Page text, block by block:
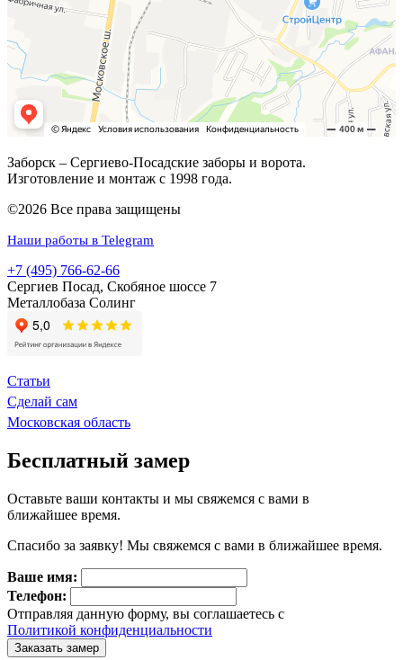
Заборск – Сергиево-Посадские заборы и ворота.
Изготовление и монтаж с 1998 года.
©2026 Все права защищены
Наши работы в Telegram
+7 (495) 766-62-66
Сергиев Посад, Скобяное шоссе 7
Металлобаза Солинг
Статьи
Сделай сам
Московская область
Бесплатный замер
Оставьте ваши контакты и мы свяжемся с вами в
ближайшее время.
Спасибо за заявку! Мы свяжемся с вами в ближайшее время.
Ваше имя:
Телефон:
Отправляя данную форму, вы соглашаетесь с
Политикой конфиденциальности
Заказать замер